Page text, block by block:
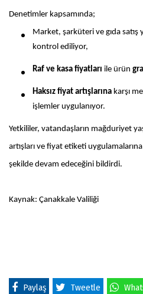
Denetimler kapsamında;
Market, şarküteri ve gıda satış
kontrol ediliyor,
Raf ve kasa fiyatları ile ürün
Haksız fiyat artışlarına karşı
işlemler uygulanıyor.
Yetkililer, vatandaşların mağduriyet
artışları ve fiyat etiketi
şekilde devam edeceğini bildirdi.
Kaynak: Çanakkale Valiliği
Paylaş Tweetle